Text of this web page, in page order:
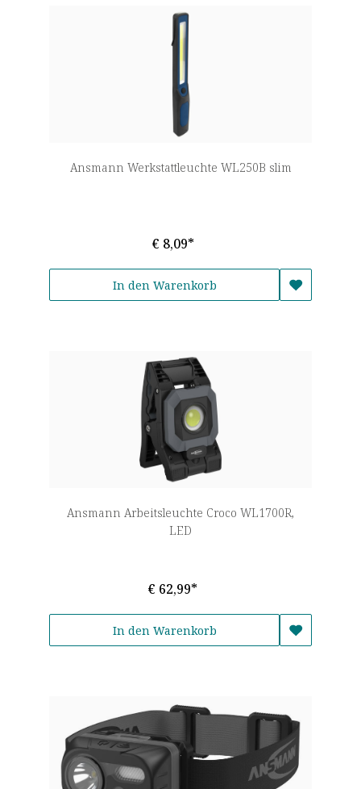
Ansmann Werkstattleuchte WL250B slim
€ 8,09*
In den Warenkorb
Ansmann Arbeitsleuchte Croco WL1700R,
LED
€ 62,99*
In den Warenkorb